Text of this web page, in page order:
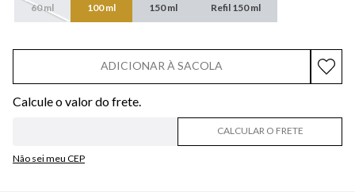
60 ml 100 ml 150 ml Refil 150 ml
ADICIONAR À SACOLA
Não sei meu CEP
CALCULAR O FRETE